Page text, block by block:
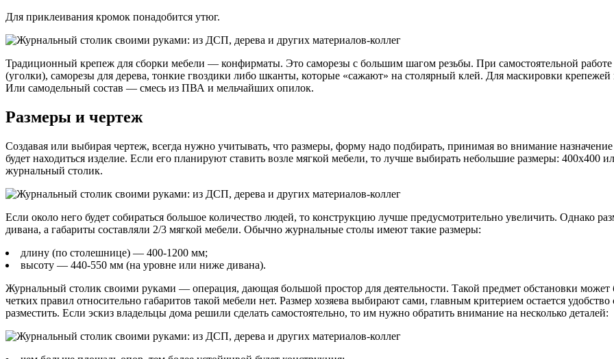
Для приклеивания кромок понадобится утюг.
Традиционный крепеж для сборки мебели — конфирматы. Это саморезы с большим шагом резьбы. При самостоятельной работе
(уголки), саморезы для дерева, тонкие гвоздики либо шканты, которые «сажают» на столярный клей. Для маскировки
Или самодельный состав — смесь из ПВА и мельчайших опилок.
Размеры и чертеж
Создавая или выбирая чертеж, всегда нужно учитывать, что размеры, форму надо подбирать, принимая во внимание
будет находиться изделие. Если его планируют ставить возле мягкой мебели, то лучше выбирать небольшие размеры: 400х400
журнальный столик.
Если около него будет собираться большое количество людей, то конструкцию лучше предусмотрительно увеличить. Однако
дивана, а габариты составляли 2/3 мягкой мебели. Обычно журнальные столы имеют такие размеры:
длину (по столешнице) — 400-1200 мм;
высоту — 440-550 мм (на уровне или ниже дивана).
Журнальный столик своими руками — операция, дающая большой простор для деятельности. Такой предмет обстановки
четких правил относительно габаритов такой мебели нет. Размер хозяева выбирают сами, главным критерием остается
разместить. Если эскиз владельцы дома решили сделать самостоятельно, то им нужно обратить внимание на несколько деталей: